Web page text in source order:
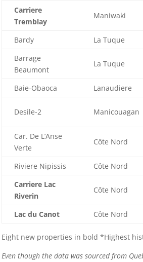
Carriere
Tremblay
Maniwaki
Bardy La Tuque
Barrage
Beaumont
La Tuque
Baie-Obaoca
Lanaudiere
Desile-2 Manicouagan
Car. De L’Anse
Verte
Côte Nord
Riviere Nipissis Côte Nord
Carriere Lac
Riverin
Côte Nord
Lac du Canot Côte Nord
Eight new properties in bold *Highest
Even though the data was sourced from